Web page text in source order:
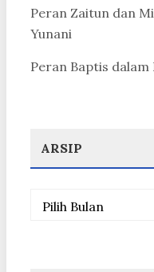
Peran Zaitun dan
Yunani
Peran Baptis
ARSIP
Arsip